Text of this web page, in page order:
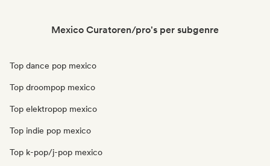
Mexico Curatoren/pro's per subgenre
Top dance pop mexico
Top droompop mexico
Top elektropop mexico
Top indie pop mexico
Top k-pop/j-pop mexico